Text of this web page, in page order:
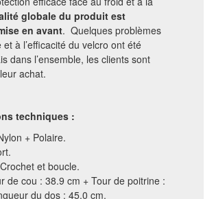
globale du produit est
en avant. Quelques problèmes
et à l’efficacité du velcro ont été
dans l’ensemble, les clients sont
achat.
techniques :
+ Polaire.
et boucle.
de cou : 38.9 cm + Tour de poitrine :
du dos : 45.0 cm.